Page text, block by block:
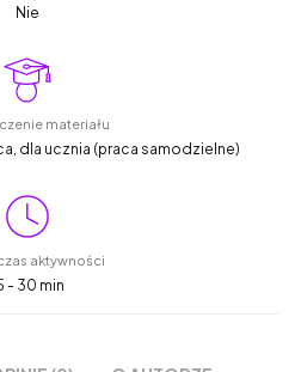
Nie
materiału
dla ucznia (praca samodzielne)
aktywności
- 30 min